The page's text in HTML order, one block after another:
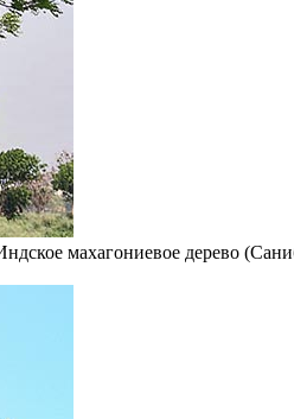
махагониевое дерево